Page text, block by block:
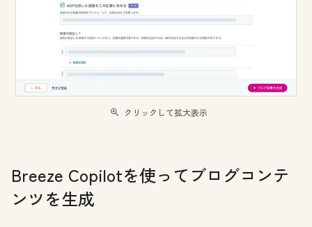
クリックして拡大表示
Breeze Copilotを使ってブログコンテ
ンツを生成